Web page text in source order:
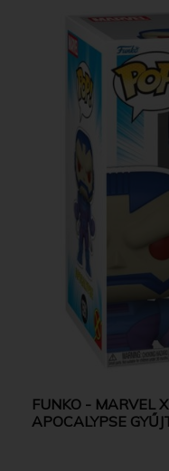
FUNKO - MARVEL
APOCALYPSE